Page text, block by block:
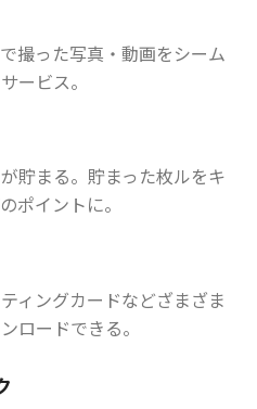
撮った写真・動画をシーム
ービス。
貯まる。貯まった枚ルをキ
ポイントに。
ィングカードなどざまざま
ロードできる。